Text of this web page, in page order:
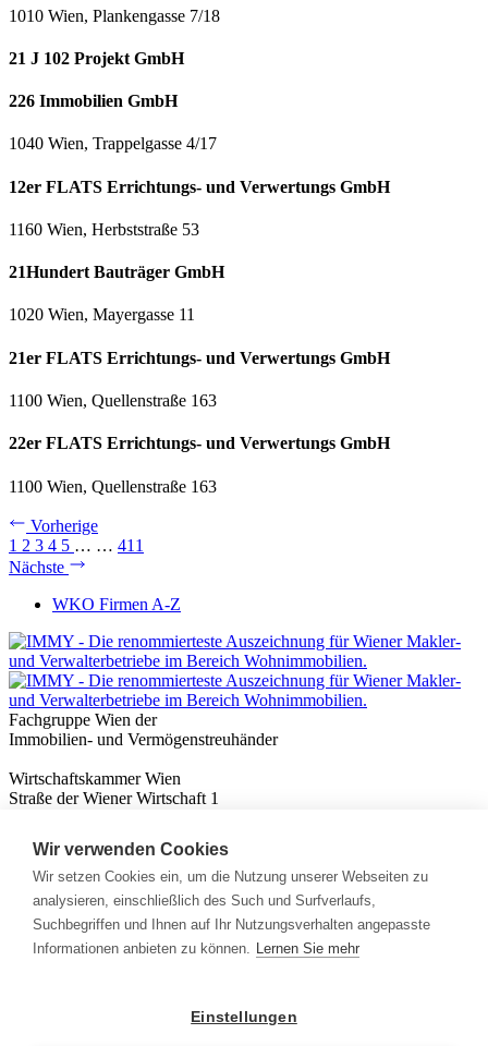
1010 Wien, Plankengasse 7/18
21 J 102 Projekt GmbH
226 Immobilien GmbH
1040 Wien, Trappelgasse 4/17
12er FLATS Errichtungs- und Verwertungs GmbH
1160 Wien, Herbststraße 53
21Hundert Bauträger GmbH
1020 Wien, Mayergasse 11
21er FLATS Errichtungs- und Verwertungs GmbH
1100 Wien, Quellenstraße 163
22er FLATS Errichtungs- und Verwertungs GmbH
1100 Wien, Quellenstraße 163
Vorherige
1 2 3 4 5 … … 411
Nächste
WKO Firmen A-Z
Fachgruppe Wien der
Immobilien- und Vermögenstreuhänder
Wirtschaftskammer Wien
Straße der Wiener Wirtschaft 1
Nützliches
Immobilienwissen
Formulare & Rechner
Expert:innen
Info
Wir verwenden Cookies
Wir setzen Cookies ein, um die Nutzung unserer Webseiten zu
analysieren, einschließlich des Such und Surfverlaufs,
Suchbegriffen und Ihnen auf Ihr Nutzungsverhalten angepasste
Informationen anbieten zu können. Lernen Sie mehr
Einstellungen